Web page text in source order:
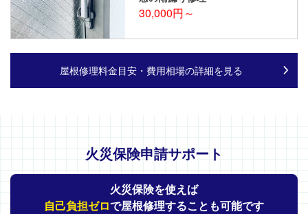
30,000円～
屋根修理料金目安・費用相場の詳細を見る
火災保険申請サポート
火災保険を使えば
自己負担ゼロで屋根修理することも可能です